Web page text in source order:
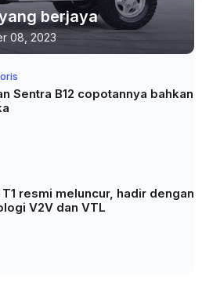
berjaya
08, 2023
Sentra B12 copotannya bahkan
T1 resmi meluncur, hadir dengan
V2V dan VTL